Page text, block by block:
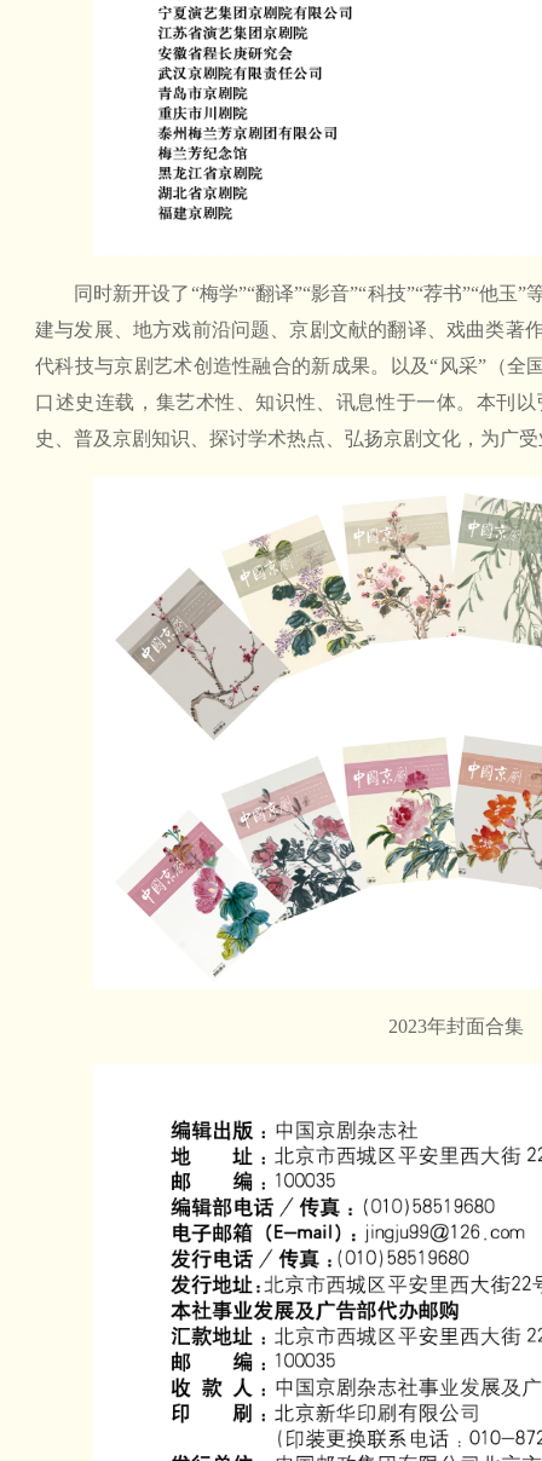
同时新开设了“梅学”“翻译”“影音”“科技”“荐书”“他玉
建与发展、地方戏前沿问题、京剧文献的翻译、戏曲类著
代科技与京剧艺术创造性融合的新成果。以及“风采”（全
口述史连载，集艺术性、知识性、讯息性于一体。本刊
史、普及京剧知识、探讨学术热点、弘扬京剧文化，为广
2023年封面合集